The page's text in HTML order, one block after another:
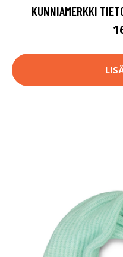
KUNNIAMERKKI